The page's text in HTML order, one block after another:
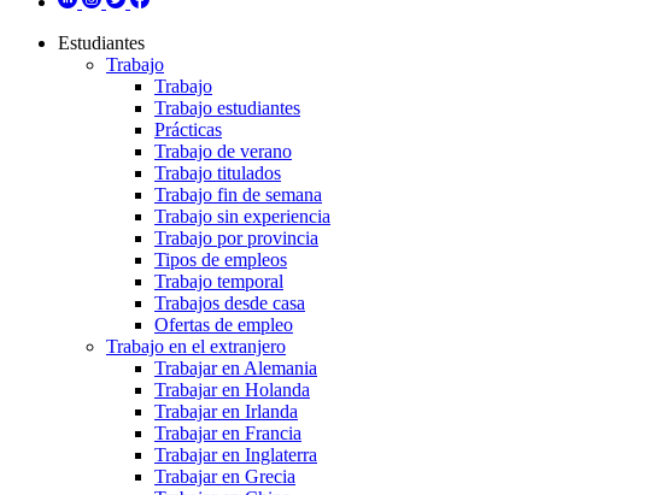
Estudiantes
Trabajo
Trabajo
Trabajo estudiantes
Prácticas
Trabajo de verano
Trabajo titulados
Trabajo fin de semana
Trabajo sin experiencia
Trabajo por provincia
Tipos de empleos
Trabajo temporal
Trabajos desde casa
Ofertas de empleo
Trabajo en el extranjero
Trabajar en Alemania
Trabajar en Holanda
Trabajar en Irlanda
Trabajar en Francia
Trabajar en Inglaterra
Trabajar en Grecia